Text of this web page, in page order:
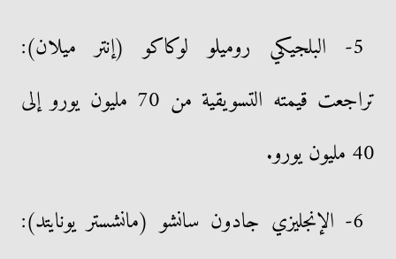
5- البلجيكي روميلو لوكاكو (إنتر ميلان):
تراجعت قيمته التسويقية من 70 مليون يورو إلى
40 مليون يورو.
6- الإنجليزي جادون سانشو (مانشستر يونايتد):